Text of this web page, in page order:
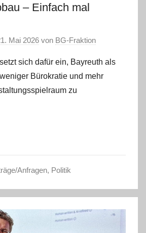
– Einfach mal
Mai 2026 von BG-Fraktion
sich dafür ein, Bayreuth als
Bürokratie und mehr
zu
Anfragen, Politik